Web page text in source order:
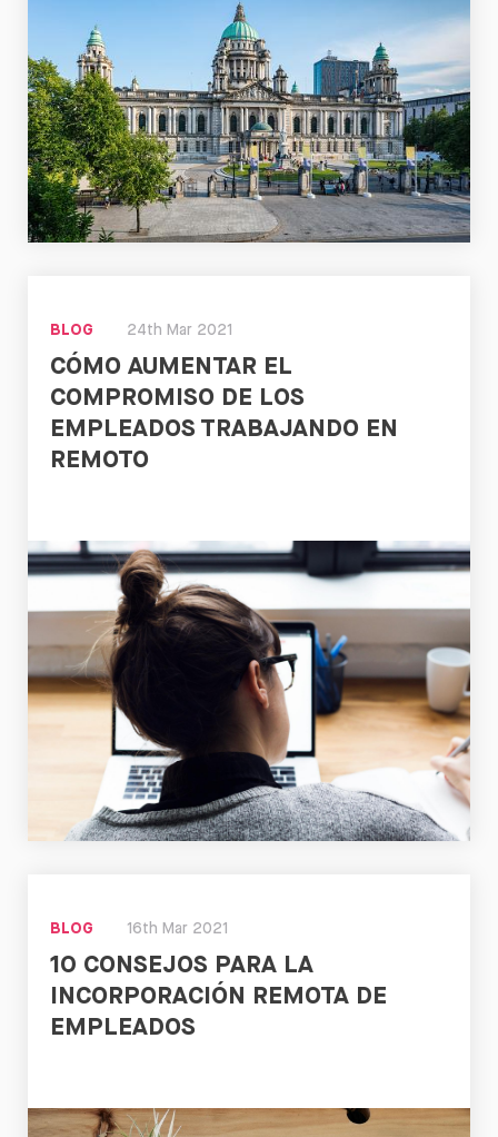
BLOG 24th Mar 2021
CÓMO AUMENTAR EL
COMPROMISO DE LOS
EMPLEADOS TRABAJANDO EN
REMOTO
BLOG 16th Mar 2021
10 CONSEJOS PARA LA
INCORPORACIÓN REMOTA DE
EMPLEADOS